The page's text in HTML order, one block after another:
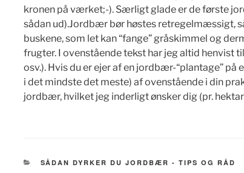
kronen på værket;-). Særligt glade er de første
sådan ud).Jordbær bør høstes retregelmæssigt,
buskene, som let kan “fange” gråskimmel og
frugter. I ovenstående tekst har jeg altid henvist
osv.). Hvis du er ejer af en jordbær-“plantage”
i det mindste det meste) af ovenstående i din
jordbær, hvilket jeg inderligt ønsker dig (pr.
KATEGORIER
SÅDAN DYRKER DU JORDBÆR - TIPS OG RÅD